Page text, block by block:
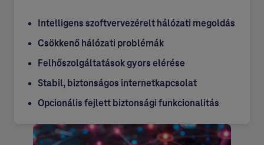
Intelligens szoftvervezérelt hálózati megoldás
Csökkenő hálózati problémák
Felhőszolgáltatások gyors elérése
Stabil, biztonságos internetkapcsolat
Opcionális fejlett biztonsági funkcionalitás